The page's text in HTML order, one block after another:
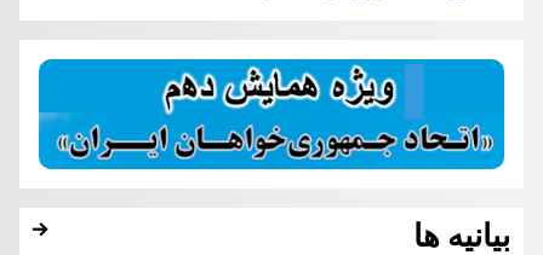
بیانیه ها